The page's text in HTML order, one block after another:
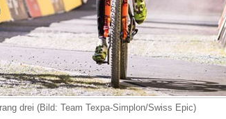
drei (Bild: Team Texpa-Simplon/Swiss Epic)